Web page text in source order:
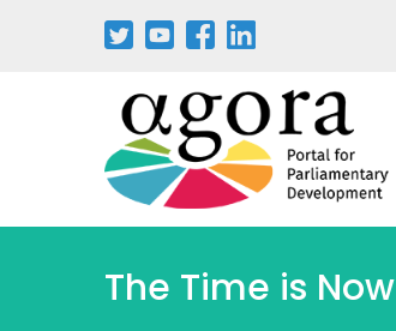
The Time is Now